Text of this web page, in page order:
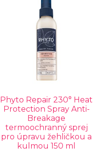
Phyto Repair 230° Heat
Protection Spray Anti-
Breakage
termoochranný sprej
pro úpravu žehličkou a
kulmou 150 ml